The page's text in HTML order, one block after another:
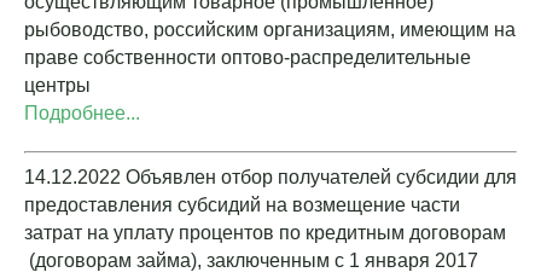
рыбоводство, российским организациям, имеющим на
праве собственности оптово-распределительные
центры
Подробнее...
14.12.2022 Объявлен отбор получателей субсидии для
предоставления субсидий на возмещение части
затрат на уплату процентов по кредитным договорам
(договорам займа), заключенным с 1 января 2017